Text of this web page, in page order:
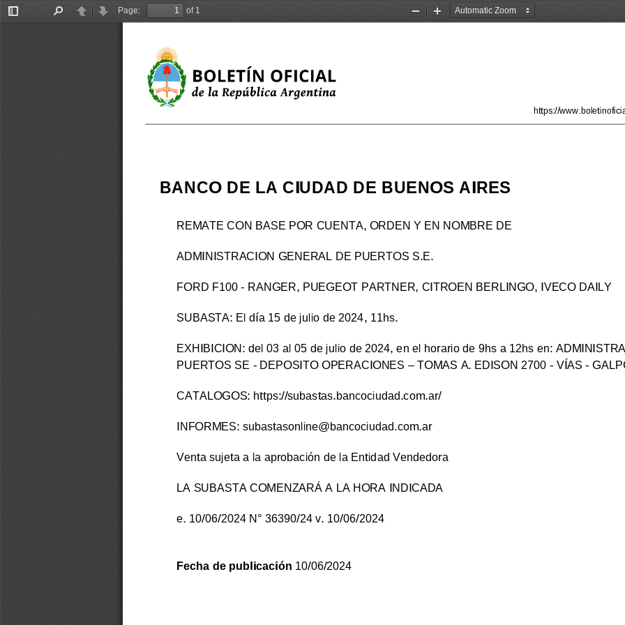
Toggle
PreviousNext
Page:
of 1
Zoom
Zoom
https://
BANCO DE LA CIUDAD DE BUENOS AIRES
REMATE CON BASE POR CUENTA, ORDEN Y EN NOMBRE DE
ADMINISTRACION GENERAL DE PUERTOS S.E.
FORD F100 - RANGER, PUEGEOT PARTNER, CITROEN BERLINGO, IVECO DAILY
SUBASTA: El día 15 de julio de 2024, 11hs.
EXHIBICION: del 03 al 05 de julio de 2024, en el horario de 9hs a 12hs en:
PUERTOS SE - DEPOSITO OPERACIONES – TOMAS A. EDISON 2700 - VÍAS -
CATALOGOS: https://subastas.bancociudad.com.ar/
INFORMES: subastasonline@bancociudad.com.ar
Venta sujeta a la aprobación de la Entidad Vendedora
LA SUBASTA COMENZARÁ A LA HORA INDICADA
e. 10/06/2024 N° 36390/24 v. 10/06/2024
Fecha de publicación 10/06/2024